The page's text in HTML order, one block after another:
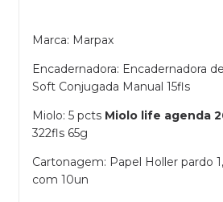
Marca: Marpax
Encadernadora: Encadernadora
Soft Conjugada Manual 15fls
Miolo: 5 pcts Miolo life agenda
322fls 65g
Cartonagem: Papel Holler pardo
com 10un